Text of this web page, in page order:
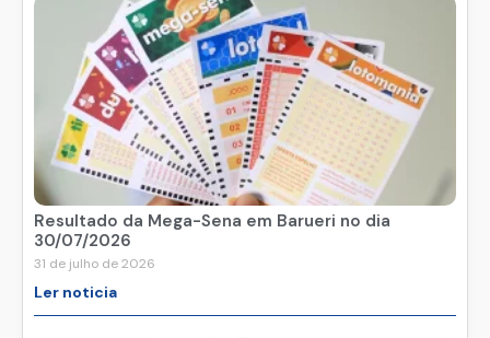
Resultado da Mega-Sena em Barueri no dia
30/07/2026
31 de julho de 2026
Ler noticia